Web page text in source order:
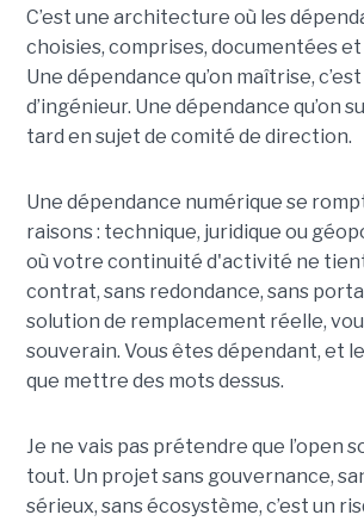
C’est une architecture où les
choisies, comprises, documentées
Une dépendance qu’on maîtrise,
d’ingénieur. Une dépendance qu’on
tard en sujet de comité de direction.
Une dépendance numérique se
raisons : technique, juridique ou
où votre continuité d'activité ne tient
contrat, sans redondance, sans
solution de remplacement réelle,
souverain. Vous êtes dépendant, et
que mettre des mots dessus.
Je ne vais pas prétendre que l’open
tout. Un projet sans gouvernance,
sérieux, sans écosystème, c’est un